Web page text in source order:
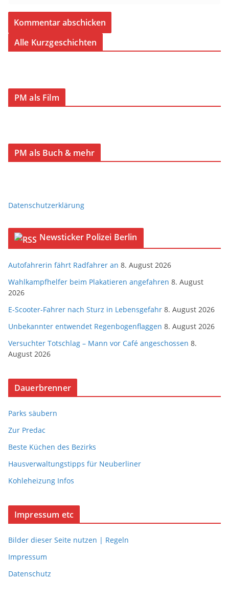
Alle Kurzgeschichten
PM als Film
PM als Buch & mehr
Datenschutzerklärung
Newsticker Polizei Berlin
Autofahrerin fährt Radfahrer an 8. August 2026
Wahlkampfhelfer beim Plakatieren angefahren 8. August
2026
E-Scooter-Fahrer nach Sturz in Lebensgefahr 8. August 2026
Unbekannter entwendet Regenbogenflaggen 8. August 2026
Versuchter Totschlag – Mann vor Café angeschossen 8.
August 2026
Dauerbrenner
Parks säubern
Zur Predac
Beste Küchen des Bezirks
Hausverwaltungstipps für Neuberliner
Kohleheizung Infos
Impressum etc
Bilder dieser Seite nutzen | Regeln
Impressum
Datenschutz